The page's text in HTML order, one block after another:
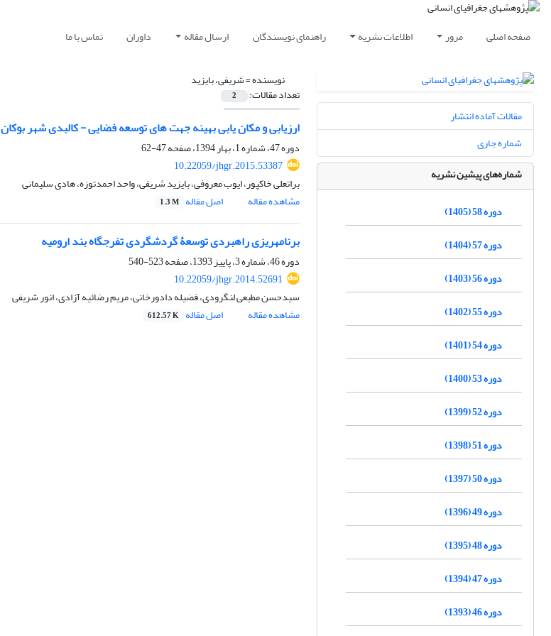
صفحه اصلی مرور اطلاعات نشریه راهنمای نویسندگان ارسال مقاله داوران تماس با ما
نویسنده =شریفی، بایزید
تعداد مقالات: 2
ارزیابی و مکان یابی بهینه جهت های توسعه فضایی - کالبدی شهر بوکان
دوره 47، شماره 1، بهار 1394، صفحه
47-62
10.22059/jhgr.2015.53387
براتعلی خاکپور، ایوب معروفی، بایزید شریفی، واحد احمدتوزه، هادی سلیمانی
مشاهده مقاله
اصل مقاله 1.3 M
برنامه‎ریزی راهبردی توسعۀ گردشگردی تفرجگاه بند ارومیه
دوره 46، شماره 3، پاییز 1393، صفحه
523-540
10.22059/jhgr.2014.52691
سیدحسن مطیعی لنگرودی، فضیله دادورخانی، مریم رضائیه آزادی، انور شریفی
مشاهده مقاله
اصل مقاله 612.57 K
مقالات آماده انتشار
شماره جاری
شماره‌های پیشین نشریه
دوره 58 (1405)
دوره 57 (1404)
دوره 56 (1403)
دوره 55 (1402)
دوره 54 (1401)
دوره 53 (1400)
دوره 52 (1399)
دوره 51 (1398)
دوره 50 (1397)
دوره 49 (1396)
دوره 48 (1395)
دوره 47 (1394)
دوره 46 (1393)